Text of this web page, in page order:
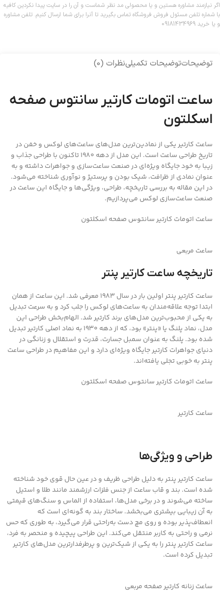
اگر نیازمند مشاوره هستین و یا محصولی مد نظر شماست و آن را در سایت پیدا نکردین کافیه
با شماره تلفن مسئول فروش فروشگاه تماس بگیرید تا آنرا برای شما ارسال کنیم. تلفن مشاوره
و یا خرید 09181434969
توضیحاتتوضیحات تکمیلینظرات (0)
ساعت اتومات کارتیر سانتوس صفحه
اسکلتون
ساعت کارتیر یکی از نمادین‌ترین مدل‌های ساعت‌های لوکس و خفن در
تاریخ طراحی ساعت است. این مدل از دهه 1980 تاکنون با طراحی جذاب و
زیبا به خود جایگاه ویژه‌ای در صنعت ساعت‌سازی و جواهرات داشته و به
عنوان نمادی از ظرافت، شیک بودن و پرستیژ و نوآوری شناخته می‌شود.
در این مقاله به بررسی تاریخچه، طراحی، ویژگی‌ها و جایگاه این ساعت در
صنعت ساعت‌سازی لوکس می‌پردازیم.
ساعت اتومات کارتیر سانتوس صفحه اسکلتون
ساعت مربعی
تاریخچه ساعت کارتیر پنتر
ساعت کارتیر پنتر اولین بار در سال 1983 معرفی شد. این ساعت از همان
ابتدا توجه علاقه‌مندان به ساعت‌های لوکس را جلب کرد و به سرعت تبدیل
به یکی از محبوب‌ترین مدل‌های برند کارتیر شد. الهام‌بخش طراحی این
مدل، نماد پلنگ یا «پنتر» بود، که از دهه 1930 به نماد اصلی کارتیر تبدیل
شده بود. پلنگ به عنوان سمبل جسارت، قدرت و استقلال و زنانگی در
دنیای جواهرات کارتیر جایگاه ویژه‌ای دارد و این مفاهیم در طراحی ساعت
پنتر به خوبی تجلی یافته‌اند.
ساعت اتومات کارتیر سانتوس صفحه اسکلتون
ساعت کارتیر
طراحی و ویژگی‌ها
ساعت کارتیر پنتر به دلیل طراحی ظریف و در عین حال قوی خود شناخته
شده است. بند و قاب ساعت از جنس فلزات ارزشمند مانند طلا و استیل
ساخته می‌شوند و در برخی مدل‌ها، استفاده از الماس و سنگ‌های قیمتی
به آن زیبایی بیشتری می‌بخشد. ساختار بند به گونه‌ای است که
انعطاف‌پذیر بوده و روی مچ دست به‌راحتی قرار می‌گیرد، به طوری که حس
نرمی و راحتی به کاربر منتقل می‌کند. این طراحی پیچیده و منحصر به فرد،
ساعت کارتیر پنتر را به یکی از شیک‌ترین و پرطرفدارترین مدل‌های کارتیر
تبدیل کرده است.
ساعت زنانه کارتیر صفحه مربعی